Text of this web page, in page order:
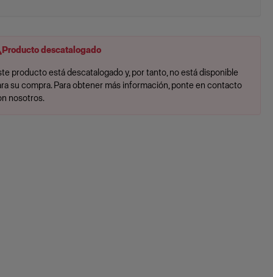
Producto descatalogado
producto está descatalogado y, por tanto, no está disponible
su compra. Para obtener más información, ponte en contacto
nosotros.